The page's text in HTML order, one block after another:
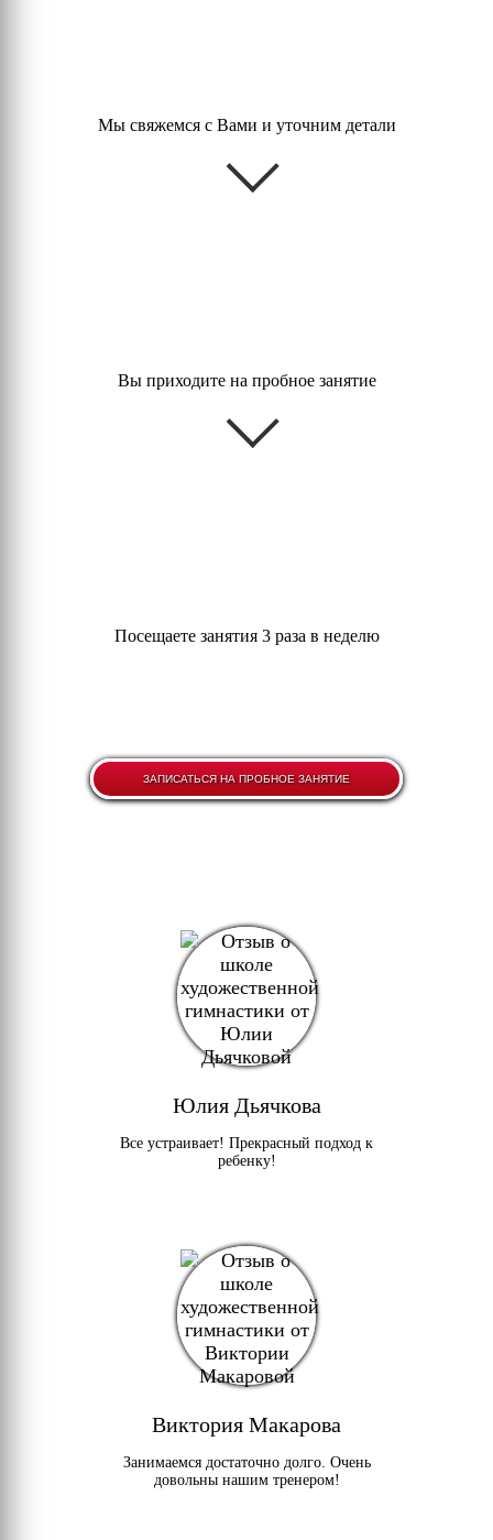
Мы свяжемся с Вами и уточним детали
Вы приходите на пробное занятие
Посещаете занятия 3 раза в неделю
ЗАПИСАТЬСЯ НА ПРОБНОЕ ЗАНЯТИЕ
Юлия Дьячкова
Все устраивает! Прекрасный подход к
ребенку!
Виктория Макарова
Занимаемся достаточно долго. Очень
довольны нашим тренером!